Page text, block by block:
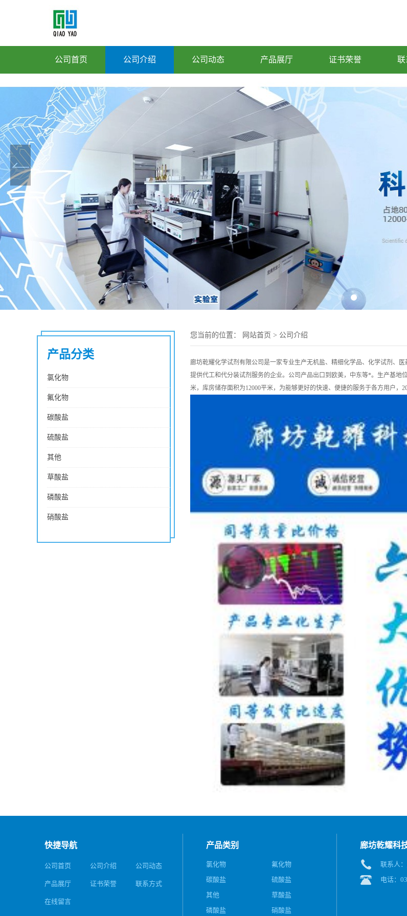
公司首页 公司介绍 公司动态 产品展厅 证书荣誉 联
产品分类
氯化物
氟化物
碳酸盐
硫酸盐
其他
草酸盐
磷酸盐
硝酸盐
您当前的位置： 网站首页 > 公司介绍
廊坊乾耀化学试剂有限公司是一家专业生产无机盐、精细化学品、化学试剂、
提供代工和代分装试剂服务的企业。公司产品出口到欧美，中东等*。生产基地
米，库房储存面积为12000平米，为能够更好的快速、便捷的服务于各方用户，
快捷导航
公司首页 公司介绍 公司动态
产品展厅 证书荣誉 联系方式
在线留言
产品类别
氯化物
氟化物
碳酸盐
硫酸盐
其他
草酸盐
磷酸盐
硝酸盐
廊坊乾耀科
联系人
电话：